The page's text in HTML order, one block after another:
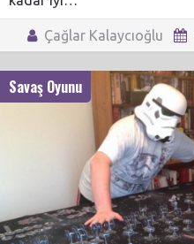
Çağlar Kalaycıoğlu
Savaş Oyunu